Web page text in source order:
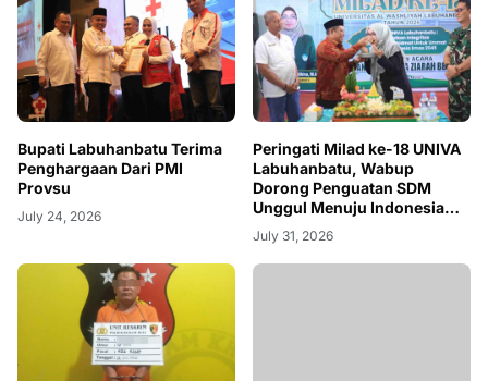
Bupati Labuhanbatu Terima
Penghargaan Dari PMI
Provsu
July 24, 2026
Peringati Milad ke-18 UNIVA
Labuhanbatu, Wabup
Dorong Penguatan SDM
Unggul Menuju Indonesia
Emas 2045
July 31, 2026